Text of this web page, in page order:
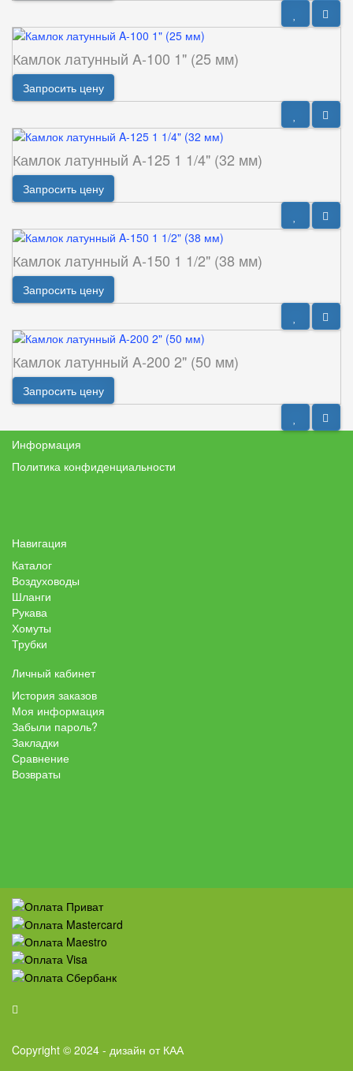
Камлок латунный A-100 1" (25 мм)
Запросить цену
Камлок латунный A-125 1 1/4" (32 мм)
Запросить цену
Камлок латунный A-150 1 1/2" (38 мм)
Запросить цену
Камлок латунный A-200 2" (50 мм)
Запросить цену
Информация
Политика конфиденциальности
Навигация
Каталог
Воздуховоды
Шланги
Рукава
Хомуты
Трубки
Личный кабинет
История заказов
Моя информация
Забыли пароль?
Закладки
Сравнение
Возвраты
Copyright © 2024 - дизайн от КАА